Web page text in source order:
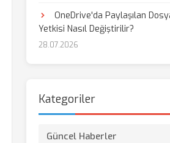
OneDrive'da Paylaşılan
Yetkisi Nasıl Değiştirilir?
28.07.2026
Kategoriler
Güncel Haberler